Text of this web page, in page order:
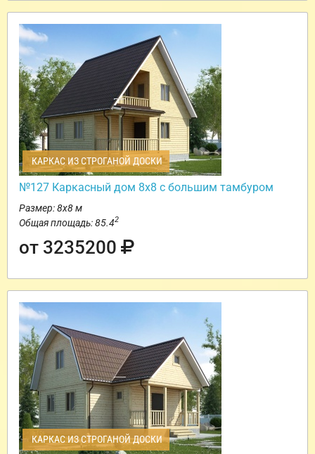
КАРКАС ИЗ СТРОГАНОЙ ДОСКИ
№127 Каркасный дом 8х8 с большим тамбуром
Размер: 8х8 м
Общая площадь: 85.42
от 3235200
КАРКАС ИЗ СТРОГАНОЙ ДОСКИ